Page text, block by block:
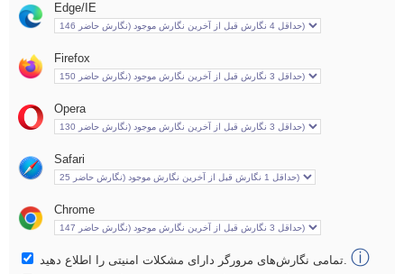
Edge/IE
Firefox
Opera
Safari
Chrome
ⓘ